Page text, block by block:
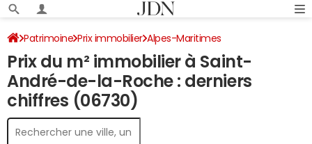
Patrimoine Prix immobilier Alpes-Maritimes
Saint-André-de-la-Roche
Prix du m² immobilier à Saint-
André-de-la-Roche : derniers
chiffres (06730)